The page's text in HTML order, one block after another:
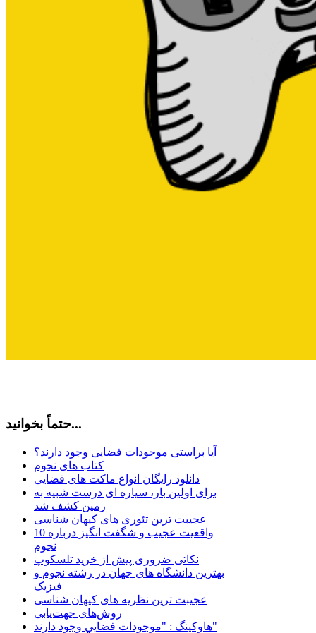
حتماً بخوانید...
آیا براستی موجودات فضایی وجود دارند؟
کتاب های نجوم
دانلود رایگان انواع ماکت های فضایی
برای اولین بار، سیاره ای درست شبیه به
زمین کشف شد
عجیبت ترین تئوری های کیهان شناسی
10 واقعیت عجیب و شگفت انگیز درباره
نجوم
نکاتی ضروری پیش از خرید تلسکوپ
بهترین دانشگاه های جهان در رشته نجوم و
فیزیک
عجیبت ترین نظریه های کیهان شناسی
روش‌های جهت‌یابی
هاوكينگ : "موجودات فضايي وجود دارند"